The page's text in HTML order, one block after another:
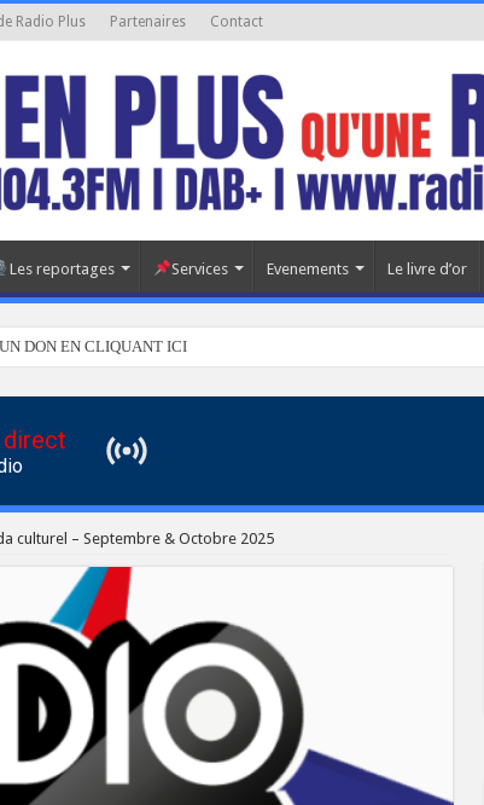
Radio Plus Partenaires Contact
Les reportages Services Evenements Le livre d’or
DON EN CLIQUANT ICI
direct
culturel – Septembre & Octobre 2025